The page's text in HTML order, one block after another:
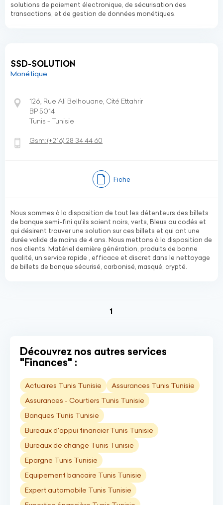
solutions de paiement électronique, de sécurisation des
transactions, et de gestion de données monétiques.
SSD-SOLUTION
Monétique
126, Rue Ali Belhouane, Cité Ettahrir
BP 5014
Tunis - Tunisie
Gsm:(+216) 28 34 44 60
Fiche
Nous sommes à la disposition de tout les détenteurs des billets
de banque semi-fini qu'ils soient noirs, verts, Bleus ou codés et
qui désirent trouver une solution sur ces billets et qui ont une
durée valide de moins de 4 ans. Nous mettons à la disposition de
nos clients: Matériel dernière génération, produits de bonne
qualité, un service rapide , efficace et discret dans le nettoyage
de billets de banque sécurisé, carbonisé, masqué, crypté.
1
Découvrez nos autres services
"Finances" :
Actuaires Tunis Tunisie
Assurances Tunis Tunisie
Assurances - Courtiers Tunis Tunisie
Banques Tunis Tunisie
Bureaux d'appui financier Tunis Tunisie
Bureaux de change Tunis Tunisie
Epargne Tunis Tunisie
Equipement bancaire Tunis Tunisie
Expert automobile Tunis Tunisie